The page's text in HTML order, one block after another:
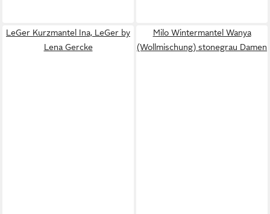
LeGer Kurzmantel Ina, LeGer by
Lena Gercke
Milo Wintermantel Wanya
(Wollmischung) stonegrau Damen